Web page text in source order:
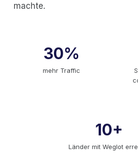
machte.
30%
mehr Traffic
10+
Länder mit Weglot